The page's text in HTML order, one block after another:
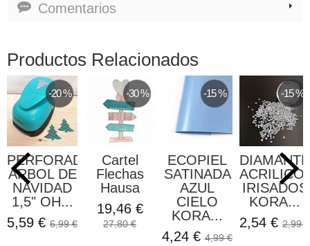
Comentarios
Productos Relacionados
-20 %
PERFORADORA
ARBOL DE
NAVIDAD
1,5" OH...
5,59 € 6,99 €
-30 %
Cartel
Flechas
Hausa
19,46 €
27,80 €
-15 %
ECOPIEL
SATINADA
AZUL
CIELO
KORA...
4,24 € 4,99 €
-15 %
IRISADOS
KORA...
2,54 € 2,99 €